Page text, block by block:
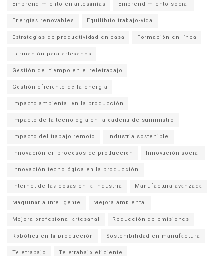
Emprendimiento en artesanías Emprendimiento social
Energías renovables Equilibrio trabajo-vida
Estrategias de productividad en casa Formación en línea
Formación para artesanos
Gestión del tiempo en el teletrabajo
Gestión eficiente de la energía
Impacto ambiental en la producción
Impacto de la tecnología en la cadena de suministro
Impacto del trabajo remoto Industria sostenible
Innovación en procesos de producción Innovación social
Innovación tecnológica en la producción
Internet de las cosas en la industria Manufactura avanzada
Maquinaria inteligente Mejora ambiental
Mejora profesional artesanal Reducción de emisiones
Robótica en la producción Sostenibilidad en manufactura
Teletrabajo Teletrabajo eficiente